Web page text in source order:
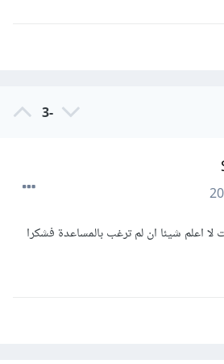
-3
لا اعلم شيئا ان لم ترغب بالمساعدة فشكرا